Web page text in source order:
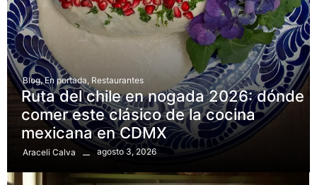
Blog, En portada Restaurantes
Ruta del chile en nogada 2026: dónde
comer este clásico de la cocina
mexicana en CDMX
Araceli Calva agosto 3, 2026